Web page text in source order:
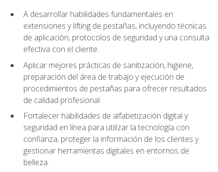
A desarrollar habilidades fundamentales en
extensiones y lifting de pestañas, incluyendo técnicas
de aplicación, protocolos de seguridad y una consulta
efectiva con el cliente.
Aplicar mejores prácticas de sanitización, higiene,
preparación del área de trabajo y ejecución de
procedimientos de pestañas para ofrecer resultados
de calidad profesional.
Fortalecer habilidades de alfabetización digital y
seguridad en línea para utilizar la tecnología con
confianza, proteger la información de los clientes y
gestionar herramientas digitales en entornos de
belleza.